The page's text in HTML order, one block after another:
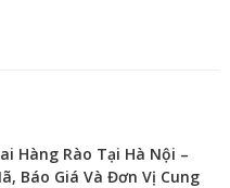
Hàng Rào Tại Hà Nội –
Báo Giá Và Đơn Vị Cung